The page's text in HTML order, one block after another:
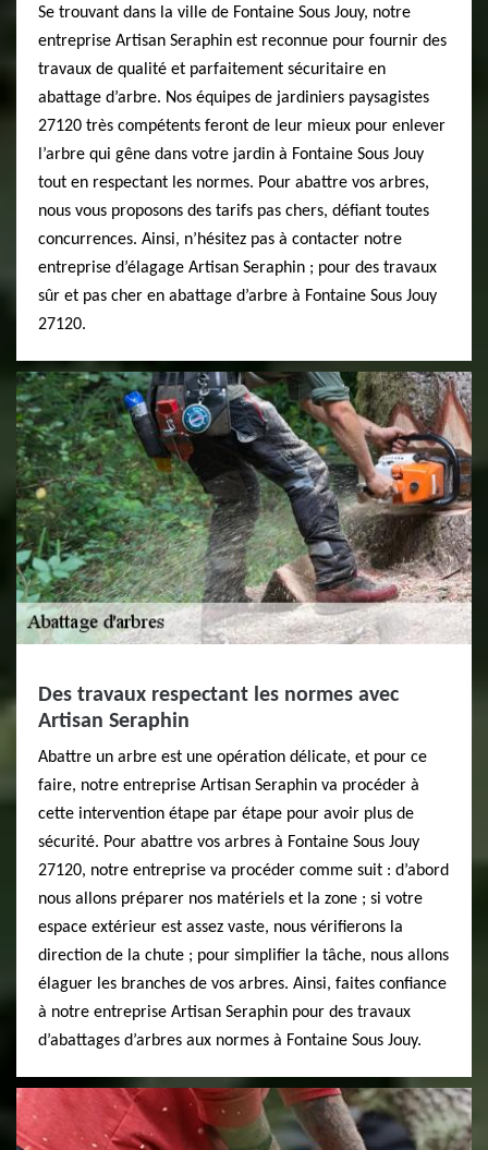
Se trouvant dans la ville de Fontaine Sous Jouy, notre
entreprise Artisan Seraphin est reconnue pour fournir des
travaux de qualité et parfaitement sécuritaire en
abattage d’arbre. Nos équipes de jardiniers paysagistes
27120 très compétents feront de leur mieux pour enlever
l’arbre qui gêne dans votre jardin à Fontaine Sous Jouy
tout en respectant les normes. Pour abattre vos arbres,
nous vous proposons des tarifs pas chers, défiant toutes
concurrences. Ainsi, n’hésitez pas à contacter notre
entreprise d’élagage Artisan Seraphin ; pour des travaux
sûr et pas cher en abattage d’arbre à Fontaine Sous Jouy
27120.
Des travaux respectant les normes avec
Artisan Seraphin
Abattre un arbre est une opération délicate, et pour ce
faire, notre entreprise Artisan Seraphin va procéder à
cette intervention étape par étape pour avoir plus de
sécurité. Pour abattre vos arbres à Fontaine Sous Jouy
27120, notre entreprise va procéder comme suit : d’abord
nous allons préparer nos matériels et la zone ; si votre
espace extérieur est assez vaste, nous vérifierons la
direction de la chute ; pour simplifier la tâche, nous allons
élaguer les branches de vos arbres. Ainsi, faites confiance
à notre entreprise Artisan Seraphin pour des travaux
d’abattages d’arbres aux normes à Fontaine Sous Jouy.